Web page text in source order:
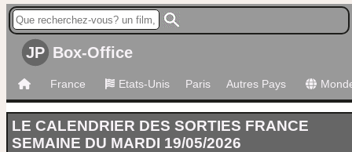
JP Box-Office
France Etats-Unis Paris Autres Pays
LE CALENDRIER DES SORTIES FRANCE
SEMAINE DU MARDI 19/05/2026